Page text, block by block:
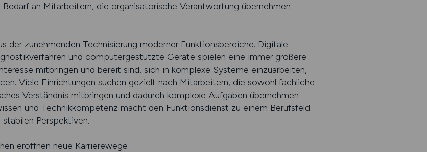
an Mitarbeitern, die organisatorische Verantwortung übernehmen
der zunehmenden Technisierung moderner Funktionsbereiche. Digitale
und computergestützte Geräte spielen eine immer größere
mitbringen und bereit sind, sich in komplexe Systeme einzuarbeiten,
Viele Einrichtungen suchen gezielt nach Mitarbeitern, die sowohl fachliche
Verständnis mitbringen und dadurch komplexe Aufgaben übernehmen
und Technikkompetenz macht den Funktionsdienst zu einem Berufsfeld
Perspektiven.
eröffnen neue Karrierewege